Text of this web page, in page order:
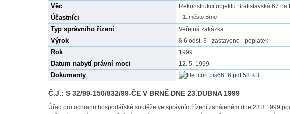
Věc Rekonstrukci objektu Bratislavská 67
Účastníci město Brno
Typ správního řízení Veřejná zakázka
Výrok § 6 odst. 3 - zastaveno - poplatek
Rok 1999
Datum nabytí právní moci 12. 5. 1999
Dokumenty pis6616.pdf58 KB
Č.J.: S 32/99-150/832/99-ČE V BRNĚ DNE 23.DUBNA 1999
Úřad pro ochranu hospodářské soutěže ve správním řízení zahájeném dne 23.3.1999